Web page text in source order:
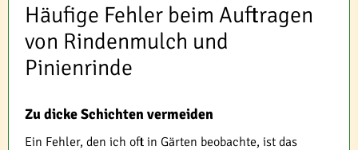
Häufige Fehler beim Auftragen
von Rindenmulch und
Pinienrinde
Zu dicke Schichten vermeiden
Ein Fehler, den ich oft in Gärten beobachte, ist das